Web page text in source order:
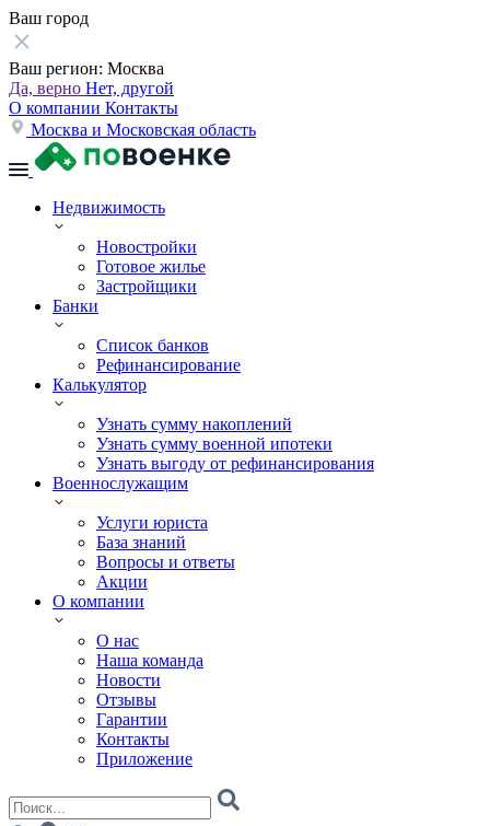
Ваш город
Ваш регион: Москва
Да, верно Нет, другой
О компании Контакты
Москва и Московская область
Недвижимость
Новостройки
Готовое жилье
Застройщики
Банки
Список банков
Рефинансирование
Калькулятор
Узнать сумму накоплений
Узнать сумму военной ипотеки
Узнать выгоду от рефинансирования
Военнослужащим
Услуги юриста
База знаний
Вопросы и ответы
Акции
О компании
О нас
Наша команда
Новости
Отзывы
Гарантии
Контакты
Приложение